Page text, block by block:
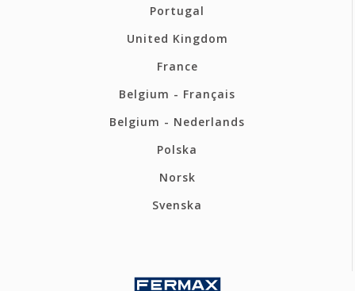
Portugal
United Kingdom
France
Belgium - Français
Belgium - Nederlands
Polska
Norsk
Svenska